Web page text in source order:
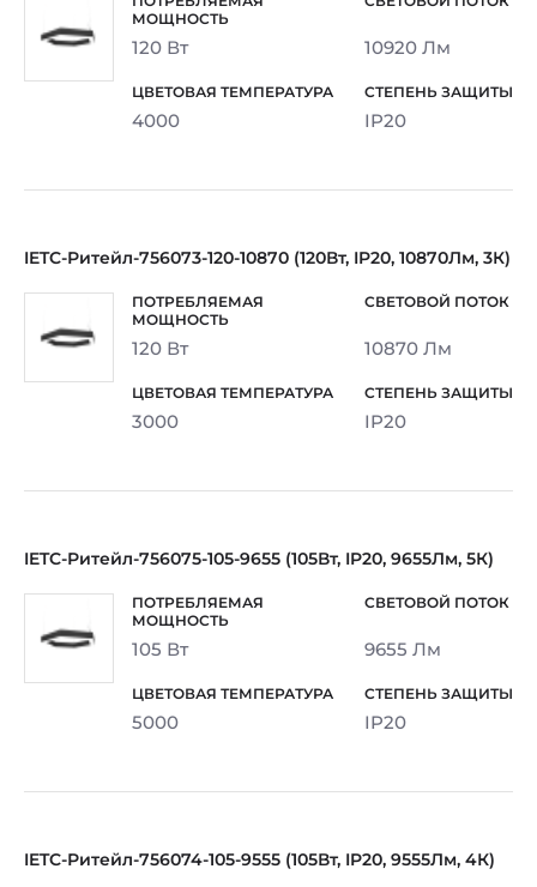
120 Вт 10920 Лм
4000 IP20
IETC-Ритейл-756073-120-10870 (120Вт, IP20, 10870Лм, 3К)
120 Вт 10870 Лм
3000 IP20
IETC-Ритейл-756075-105-9655 (105Вт, IP20, 9655Лм, 5К)
105 Вт 9655 Лм
5000 IP20
IETC-Ритейл-756074-105-9555 (105Вт, IP20, 9555Лм, 4К)